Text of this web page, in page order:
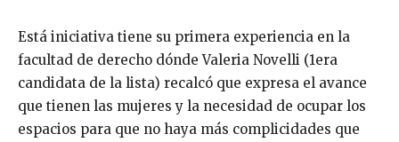
Está iniciativa tiene su primera experiencia en la
facultad de derecho dónde Valeria Novelli (1era
candidata de la lista) recalcó que expresa el avance
que tienen las mujeres y la necesidad de ocupar los
espacios para que no haya más complicidades que